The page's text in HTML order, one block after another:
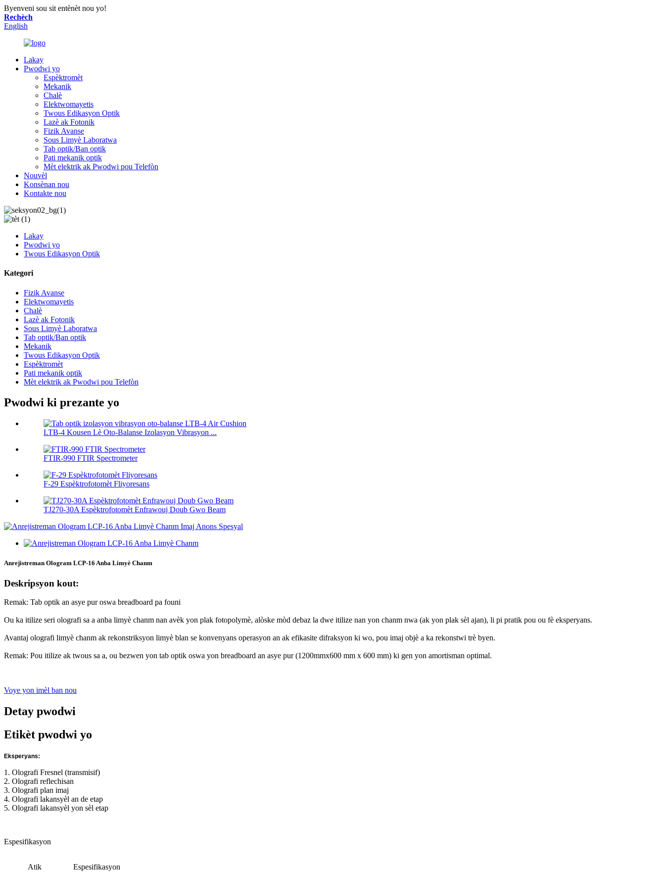
Byenveni sou sit entènèt nou yo!
Rechèch
English
Lakay
Pwodwi yo
Espèktromèt
Mekanik
Chalè
Elektwomayetis
Twous Edikasyon Optik
Lazè ak Fotonik
Fizik Avanse
Sous Limyè Laboratwa
Tab optik/Ban optik
Pati mekanik optik
Mèt elektrik ak Pwodwi pou Telefòn
Nouvèl
Konsènan nou
Kontakte nou
Lakay
Pwodwi yo
Twous Edikasyon Optik
Kategori
Fizik Avanse
Elektwomayetis
Chalè
Lazè ak Fotonik
Sous Limyè Laboratwa
Tab optik/Ban optik
Mekanik
Twous Edikasyon Optik
Espèktromèt
Pati mekanik optik
Mèt elektrik ak Pwodwi pou Telefòn
Pwodwi ki prezante yo
LTB-4 Kousen Lè Oto-Balanse Izolasyon Vibrasyon ...
FTIR-990 FTIR Spectrometer
F-29 Espèktrofotomèt Fliyoresans
TJ270-30A Espèktrofotomèt Enfrawouj Doub Gwo Beam
Anrejistreman Ologram LCP-16 Anba Limyè Chanm
Deskripsyon kout:
Remak: Tab optik an asye pur oswa breadboard pa founi
Ou ka itilize seri olografi sa a anba limyè chanm nan avèk yon plak fotopolymè, alòske mòd debaz la dwe itilize nan yon chanm nwa (ak yon plak sèl ajan), li pi pratik pou ou fè eksperyans.
Avantaj olografi limyè chanm ak rekonstriksyon limyè blan se konvenyans operasyon an ak efikasite difraksyon ki wo, pou imaj objè a ka rekonstwi trè byen.
Remak: Pou itilize ak twous sa a, ou bezwen yon tab optik oswa yon breadboard an asye pur (1200mmx600 mm x 600 mm) ki gen yon amortisman optimal.
Voye yon imèl ban nou
Detay pwodwi
Etikèt pwodwi yo
Eksperyans:
1. Olografi Fresnel (transmisif)
2. Olografi reflechisan
3. Olografi plan imaj
4. Olografi lakansyèl an de etap
5. Olografi lakansyèl yon sèl etap
Espesifikasyon
Atik Espesifikasyon